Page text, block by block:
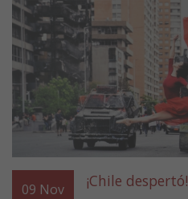
09 Nov ¡Chile despertó!